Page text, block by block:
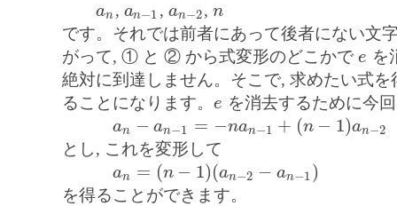
an
an , an−1
an−1 , an−2
an−2 , n
n
です。それでは前者にあって後者にない文
がって, ① と ② から式変形のどこかで e
e
を
絶対に到達しません。そこで, 求めたい式を
ることになります。 e
e を消去するために今
an − an−1 = −nan−1 + (n − 1)an−2
an−a n−1 =−nan−1 (n− )an−2
とし, これを変形して
an = (n − 1)(an−2 − an−1)
an=( −1) a n−2 −an −1 )
を得ることができます。